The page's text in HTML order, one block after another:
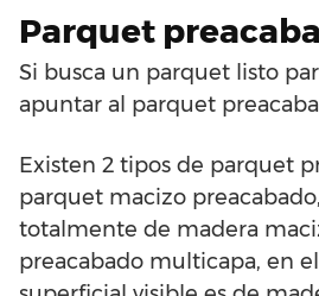
Parquet
Si busca un parquet listo
apuntar al parquet
Existen 2 tipos de parquet
parquet macizo
totalmente de madera
preacabado multicapa, en